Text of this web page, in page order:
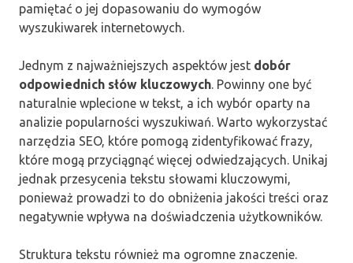
pamiętać o jej dopasowaniu do wymogów
wyszukiwarek internetowych.
Jednym z najważniejszych aspektów jest dobór
odpowiednich słów kluczowych. Powinny one być
naturalnie wplecione w tekst, a ich wybór oparty na
analizie popularności wyszukiwań. Warto wykorzystać
narzędzia SEO, które pomogą zidentyfikować frazy,
które mogą przyciągnąć więcej odwiedzających. Unikaj
jednak przesycenia tekstu słowami kluczowymi,
ponieważ prowadzi to do obniżenia jakości treści oraz
negatywnie wpływa na doświadczenia użytkowników.
Struktura tekstu również ma ogromne znaczenie.